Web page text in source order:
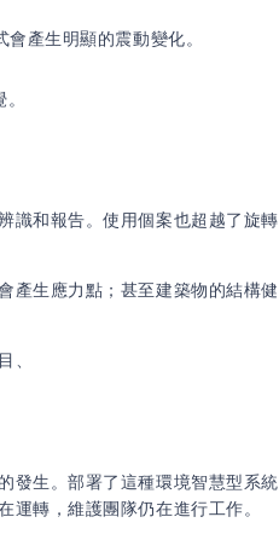
產生明顯的震動變化。
識和報告。使用個案也超越了旋轉
產生應力點；甚至建築物的結構健
、
發生。部署了這種環境智慧型系統
轉，維護團隊仍在進行工作。